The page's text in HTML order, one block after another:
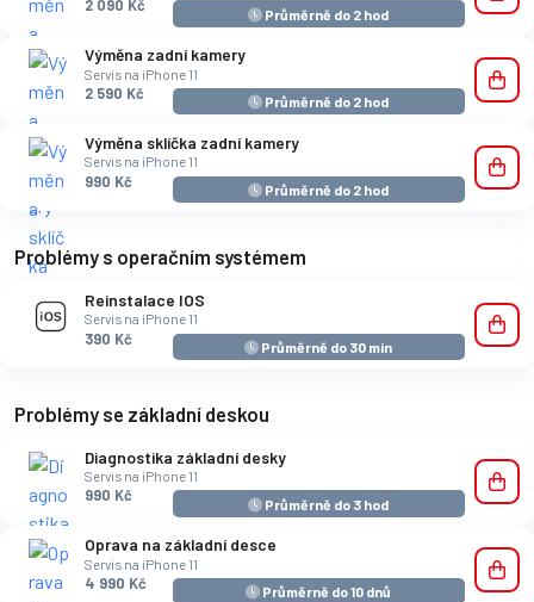
2 090 Kč
Průměrně do 2 hod
Výměna zadní kamery
Servis na iPhone 11
2 590 Kč
Průměrně do 2 hod
Výměna sklíčka zadní kamery
Servis na iPhone 11
990 Kč
Průměrně do 2 hod
Problémy s operačním systémem
Reinstalace IOS
Servis na iPhone 11
390 Kč
Průměrně do 30 min
Problémy se základní deskou
Diagnostika základní desky
Servis na iPhone 11
990 Kč
Průměrně do 3 hod
Oprava na základní desce
Servis na iPhone 11
4 990 Kč
Průměrně do 10 dnů